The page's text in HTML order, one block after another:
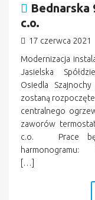
Bednarska
c.o.
17 czerwca 2021
Modernizacja
Jasielska
Osiedla
zostaną
centralnego
zaworów
c.o. Prace
harmonogramu:
[…]